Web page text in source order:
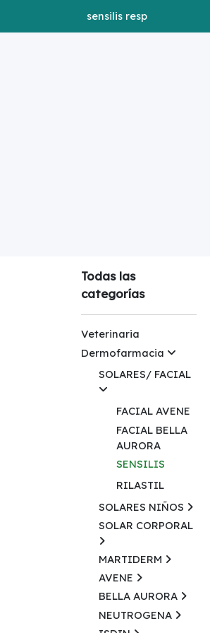
sensilis resp
Todas las
categorías
Veterinaria
Dermofarmacia
SOLARES/ FACIAL
FACIAL AVENE
FACIAL BELLA
AURORA
SENSILIS
RILASTIL
SOLARES NIÑOS
SOLAR CORPORAL
MARTIDERM
AVENE
BELLA AURORA
NEUTROGENA